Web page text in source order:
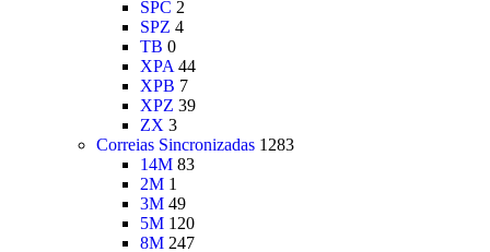
SPC 2
SPZ 4
TB 0
XPA 44
XPB 7
XPZ 39
ZX 3
Correias Sincronizadas 1283
14M 83
2M 1
3M 49
5M 120
8M 247